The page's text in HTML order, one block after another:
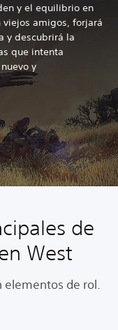
y el equilibrio en
viejos amigos, forjará
y descubrirá la
que intenta
y
de
West
elementos de rol.